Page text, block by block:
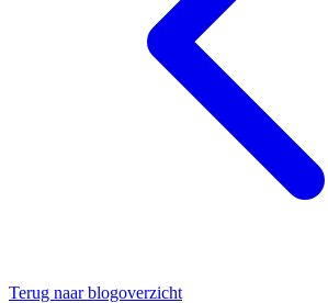
Terug naar blogoverzicht